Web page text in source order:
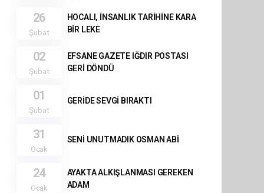
26
Şubat
HOCALI, İNSANLIK TARİHİNE KARA
BİR LEKE
02
Şubat
EFSANE GAZETE IĞDIR POSTASI
GERİ DÖNDÜ
01
Şubat
GERİDE SEVGİ BIRAKTI
31
Ocak
SENİ UNUTMADIK OSMAN ABİ
24
Ocak
AYAKTA ALKIŞLANMASI GEREKEN
ADAM